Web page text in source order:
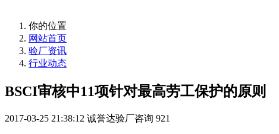
你的位置
网站首页
验厂资讯
行业动态
BSCI审核中11项针对最高劳工保护的原则
2017-03-25 21:38:12 诚誉达验厂咨询 921